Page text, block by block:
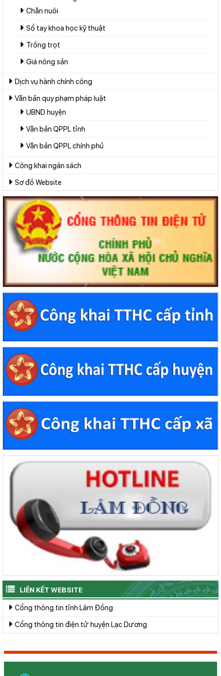
Chăn nuôi
Sổ tay khoa học kỹ thuật
Trồng trọt
Giá nông sản
Dịch vụ hành chính công
Văn bản quy phạm pháp luật
UBND huyện
Văn bản QPPL tỉnh
Văn bản QPPL chính phủ
Công khai ngân sách
Sơ đồ Website
LIÊN KẾT WEBSITE
Cổng thông tin tỉnh Lâm Đồng
Cổng thông tin điện tử huyện Lạc Dương